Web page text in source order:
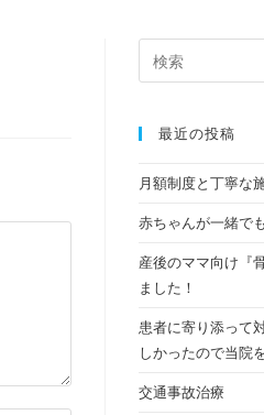
最近の投稿
月額制度と丁寧な
赤ちゃんが一緒で
産後のママ向け『
ました！
患者に寄り添って
しかったので当院
交通事故治療